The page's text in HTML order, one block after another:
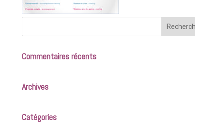
Commentaires récents
Archives
Catégories